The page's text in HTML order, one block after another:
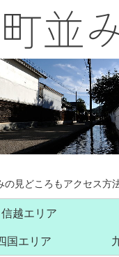
の見どころもアクセス方
越エリア
国エリア